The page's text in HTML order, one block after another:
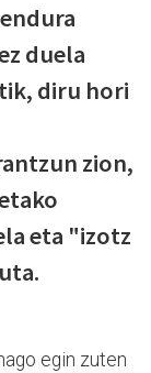
duela
diru hori
zion,
eta "izotz
egin zuten